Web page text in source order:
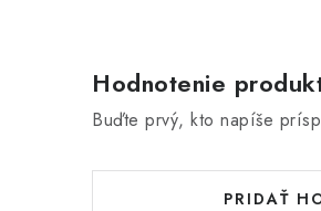
Hodnotenie
Buďte prvý, kto napíše
PRIDAŤ